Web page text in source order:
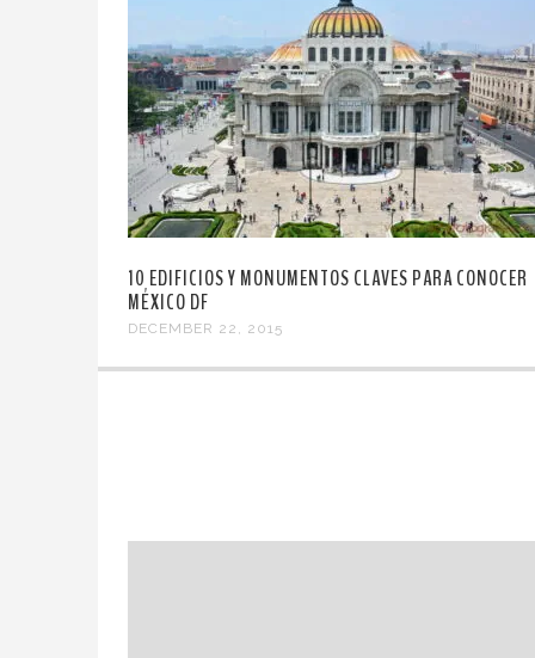
10 EDIFICIOS Y MONUMENTOS CLAVES PARA CONOCER
MÉXICO DF
DECEMBER 22, 2015